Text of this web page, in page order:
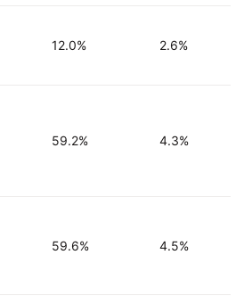
12.0% 2.6%
59.2% 4.3%
59.6% 4.5%